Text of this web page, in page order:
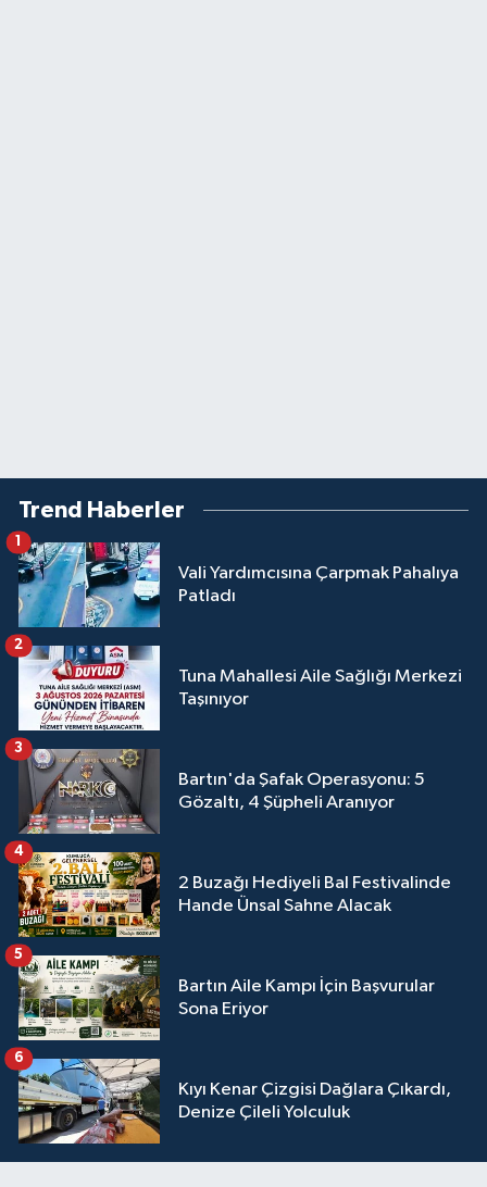
Trend Haberler
Vali Yardımcısına Çarpmak Pahalıya
Patladı
1
Tuna Mahallesi Aile Sağlığı Merkezi
Taşınıyor
2
Bartın'da Şafak Operasyonu: 5
Gözaltı, 4 Şüpheli Aranıyor
3
2 Buzağı Hediyeli Bal Festivalinde
Hande Ünsal Sahne Alacak
4
Bartın Aile Kampı İçin Başvurular
Sona Eriyor
5
Kıyı Kenar Çizgisi Dağlara Çıkardı,
Denize Çileli Yolculuk
6